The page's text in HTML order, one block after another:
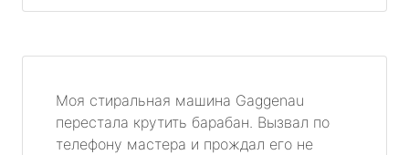
Моя стиральная машина Gaggenau
перестала крутить барабан. Вызвал по
телефону мастера и прождал его не